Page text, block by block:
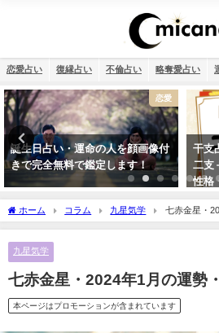
恋愛占い 復縁占い 不倫占い 略奪愛占い
干支占い
干支占い2026年（令和8年）【十
二支＋60種類（60干支）の運勢・
性格・相性を無料紹介】
タロ
る？
ます
ホーム コラム 九星気学 七赤金星・
九星気学
七赤金星・2024年1月の運勢
本ページはプロモーションが含まれています